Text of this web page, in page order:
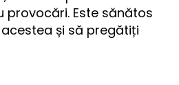
provocări. Este sănătos
și să pregătiți